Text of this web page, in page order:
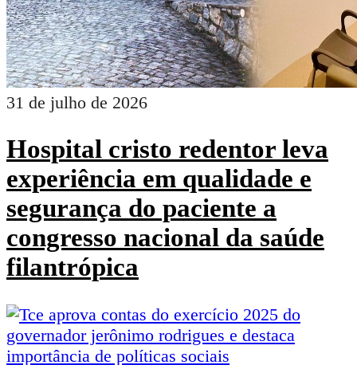
31 de julho de 2026
Hospital cristo redentor leva
experiência em qualidade e
segurança do paciente a
congresso nacional da saúde
filantrópica